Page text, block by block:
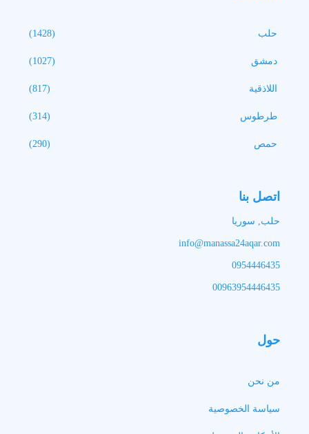
حلب (1428)
دمشق (1027)
اللاذقية (817)
طرطوس (314)
حمص (290)
اتصل بنا
حلب, سوريا
info@manassa24aqar.com
0954446435
00963954446435
حول
من نحن
سياسة الخصوصية